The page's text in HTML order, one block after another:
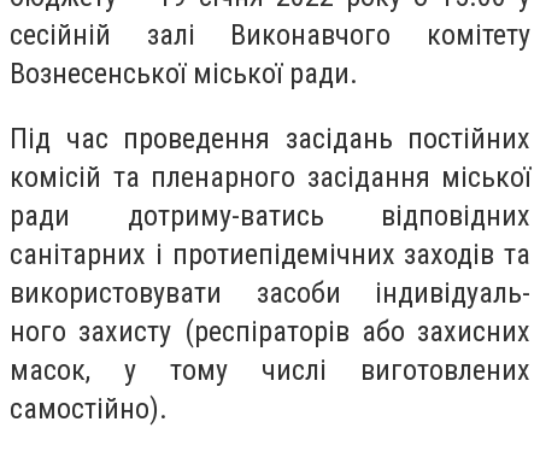
сесійній залі Виконавчого комітету
Вознесенської міської ради.
Під час проведення засідань постійних
комісій та пленарного засідання міської
ради дотриму-ватись відповідних
санітарних і протиепідемічних заходів та
використовувати засоби індивідуаль-
ного захисту (респіраторів або захисних
масок, у тому числі виготовлених
самостійно).